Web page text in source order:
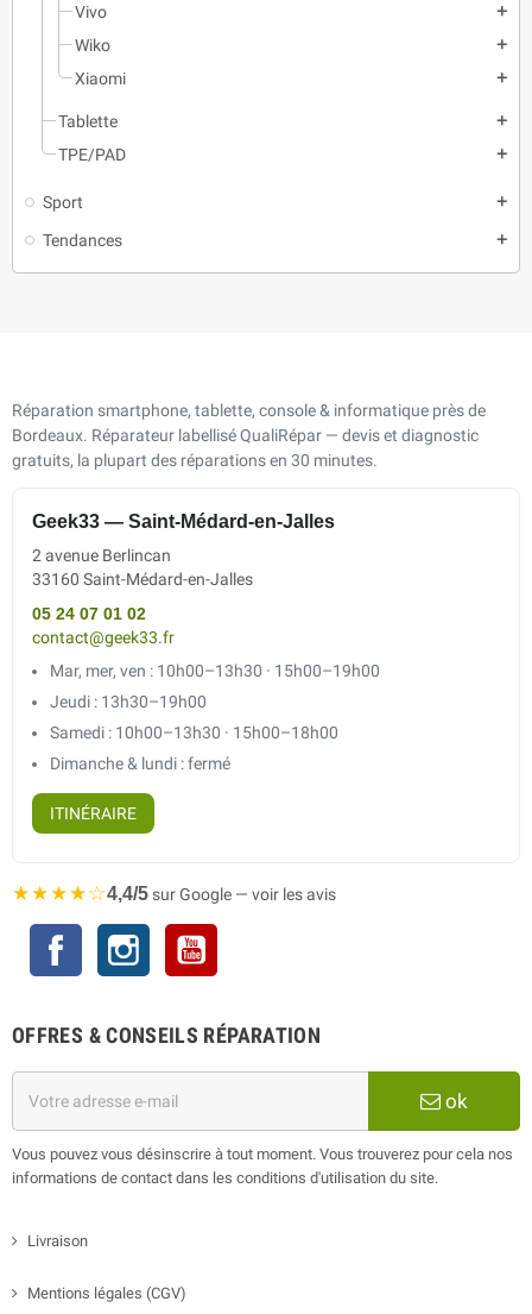
Vivo add
Wiko add
Xiaomi add
Tablette add
TPE/PAD add
Sport add
Tendances add
Réparation smartphone, tablette, console & informatique près de
Bordeaux. Réparateur labellisé QualiRépar — devis et diagnostic
gratuits, la plupart des réparations en 30 minutes.
Geek33 — Saint-Médard-en-Jalles
2 avenue Berlincan
33160 Saint-Médard-en-Jalles
05 24 07 01 02
contact@geek33.fr
Mar, mer, ven : 10h00–13h30 · 15h00–19h00
Jeudi : 13h30–19h00
Samedi : 10h00–13h30 · 15h00–18h00
Dimanche & lundi : fermé
ITINÉRAIRE
★★★★☆4,4/5sur Google — voir les avis
Facebook Instagram
OFFRES & CONSEILS RÉPARATION
ok
Vous pouvez vous désinscrire à tout moment. Vous trouverez pour cela nos
informations de contact dans les conditions d'utilisation du site.
Livraison
Mentions légales (CGV)